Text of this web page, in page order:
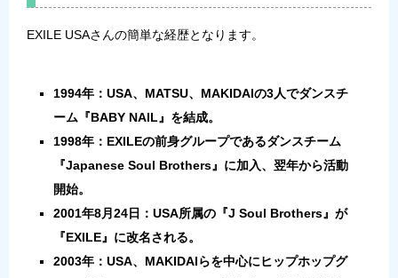
EXILE USAさんの簡単な経歴となります。
1994年：USA、MATSU、MAKIDAIの3人でダンスチ
ーム『BABY NAIL』を結成。
1998年：EXILEの前身グループであるダンスチーム
『Japanese Soul Brothers』に加入、翌年から活動
開始。
2001年8月24日：USA所属の『J Soul Brothers』が
『EXILE』に改名される。
2003年：USA、MAKIDAIらを中心にヒップホップグ